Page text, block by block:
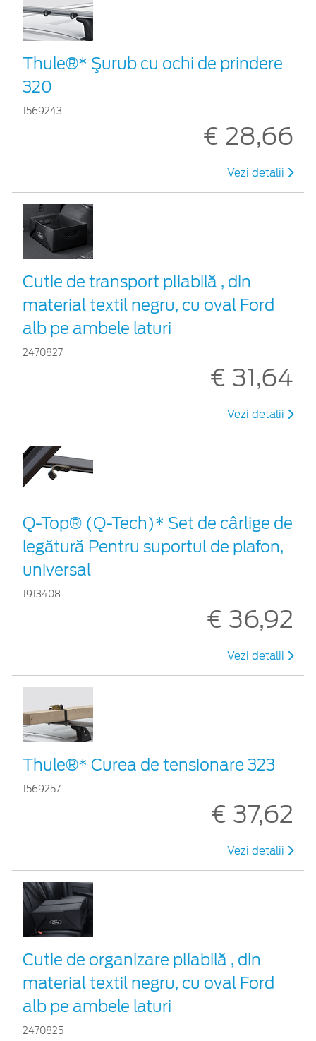
Thule®* Şurub cu ochi de prindere
320
1569243
€ 28,66
Vezi detalii
Cutie de transport pliabilă , din
material textil negru, cu oval Ford
alb pe ambele laturi
2470827
€ 31,64
Vezi detalii
Q-Top® (Q-Tech)* Set de cârlige de
legătură Pentru suportul de plafon,
universal
1913408
€ 36,92
Vezi detalii
Thule®* Curea de tensionare 323
1569257
€ 37,62
Vezi detalii
Cutie de organizare pliabilă , din
material textil negru, cu oval Ford
alb pe ambele laturi
2470825